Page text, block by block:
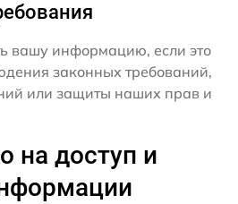
вашу информацию, если это
законных требований,
или защиты наших прав и
на доступ и